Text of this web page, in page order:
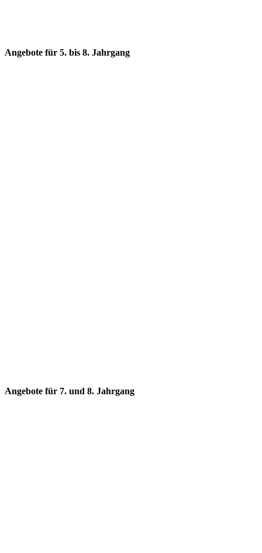
Angebote für 5. bis 8. Jahrgang
Angebote für 7. und 8. Jahrgang